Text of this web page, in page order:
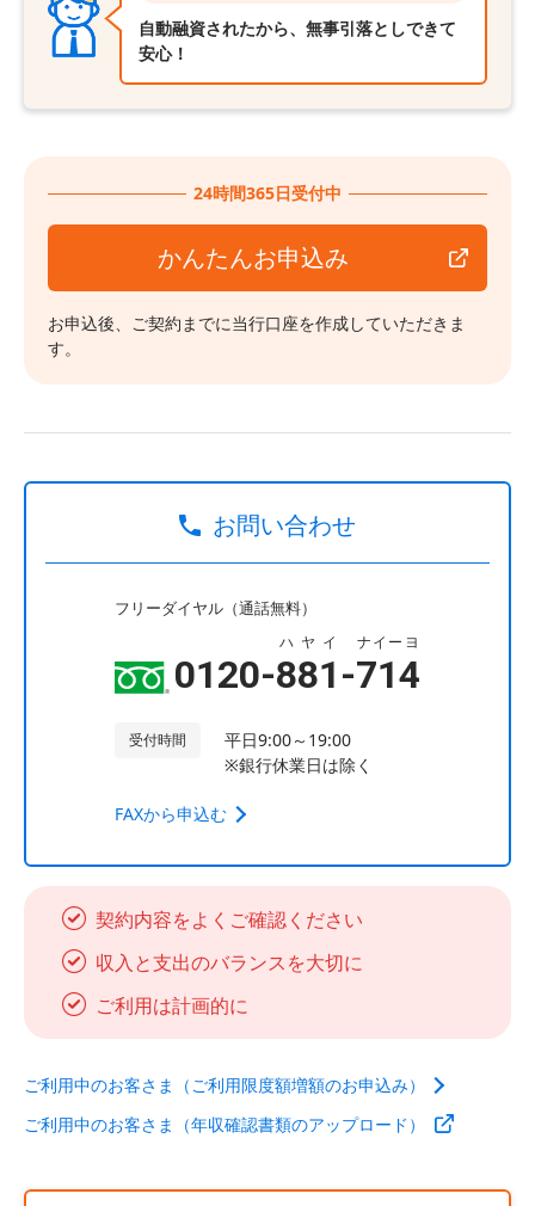
自動融資されたから、無事引落としできて
安心！
24時間365日受付中
かんたんお申込み
お申込後、ご契約までに当行口座を作成していただきま
す。
お問い合わせ
フリーダイヤル（通話無料）
0120-881
ハヤイ
-714
ナイーヨ
受付時間
平日9:00～19:00
※銀行休業日は除く
FAXから申込む
契約内容をよくご確認ください
収入と支出のバランスを大切に
ご利用は計画的に
ご利用中のお客さま（ご利用限度額増額のお申込み）
ご利用中のお客さま（年収確認書類のアップロード）